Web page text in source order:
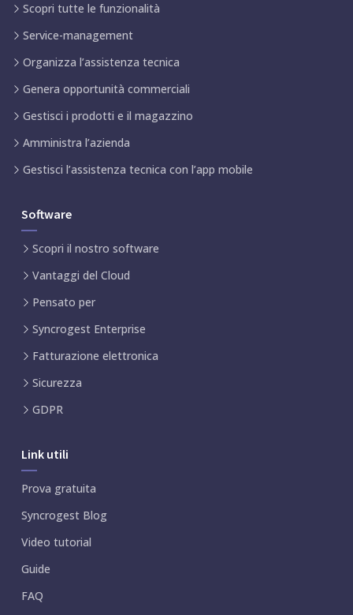
Scopri tutte le funzionalità
Service-management
Organizza l’assistenza tecnica
Genera opportunità commerciali
Gestisci i prodotti e il magazzino
Amministra l’azienda
Gestisci l’assistenza tecnica con l’app mobile
Software
Scopri il nostro software
Vantaggi del Cloud
Pensato per
Syncrogest Enterprise
Fatturazione elettronica
Sicurezza
GDPR
Link utili
Prova gratuita
Syncrogest Blog
Video tutorial
Guide
FAQ